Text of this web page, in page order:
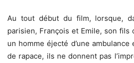
Au tout début du film, lorsque,
parisien, François et Emile, son fils
un homme éjecté d’une
de rapace, ils ne donnent pas